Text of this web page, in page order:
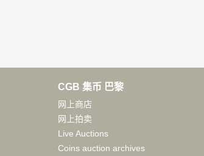
CGB 集币 巴黎
网上商店
网上拍卖
Live Auctions
Coins auction archives